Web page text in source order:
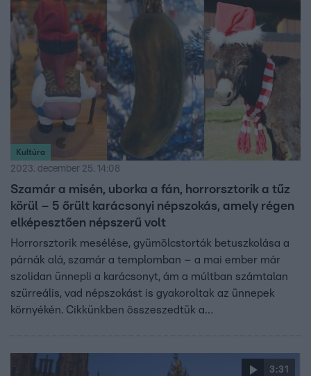
Kultúra
2023. december 25. 14:08
Szamár a misén, uborka a fán, horrorsztorik a tűz
körül – 5 őrült karácsonyi népszokás, amely régen
elképesztően népszerű volt
Horrorsztorik mesélése, gyümölcstorták betuszkolása a
párnák alá, szamár a templomban – a mai ember már
szolidan ünnepli a karácsonyt, ám a múltban számtalan
szürreális, vad népszokást is gyakoroltak az ünnepek
környékén. Cikkünkben összeszedtük a
nagy baj a bejglievés?
3:31